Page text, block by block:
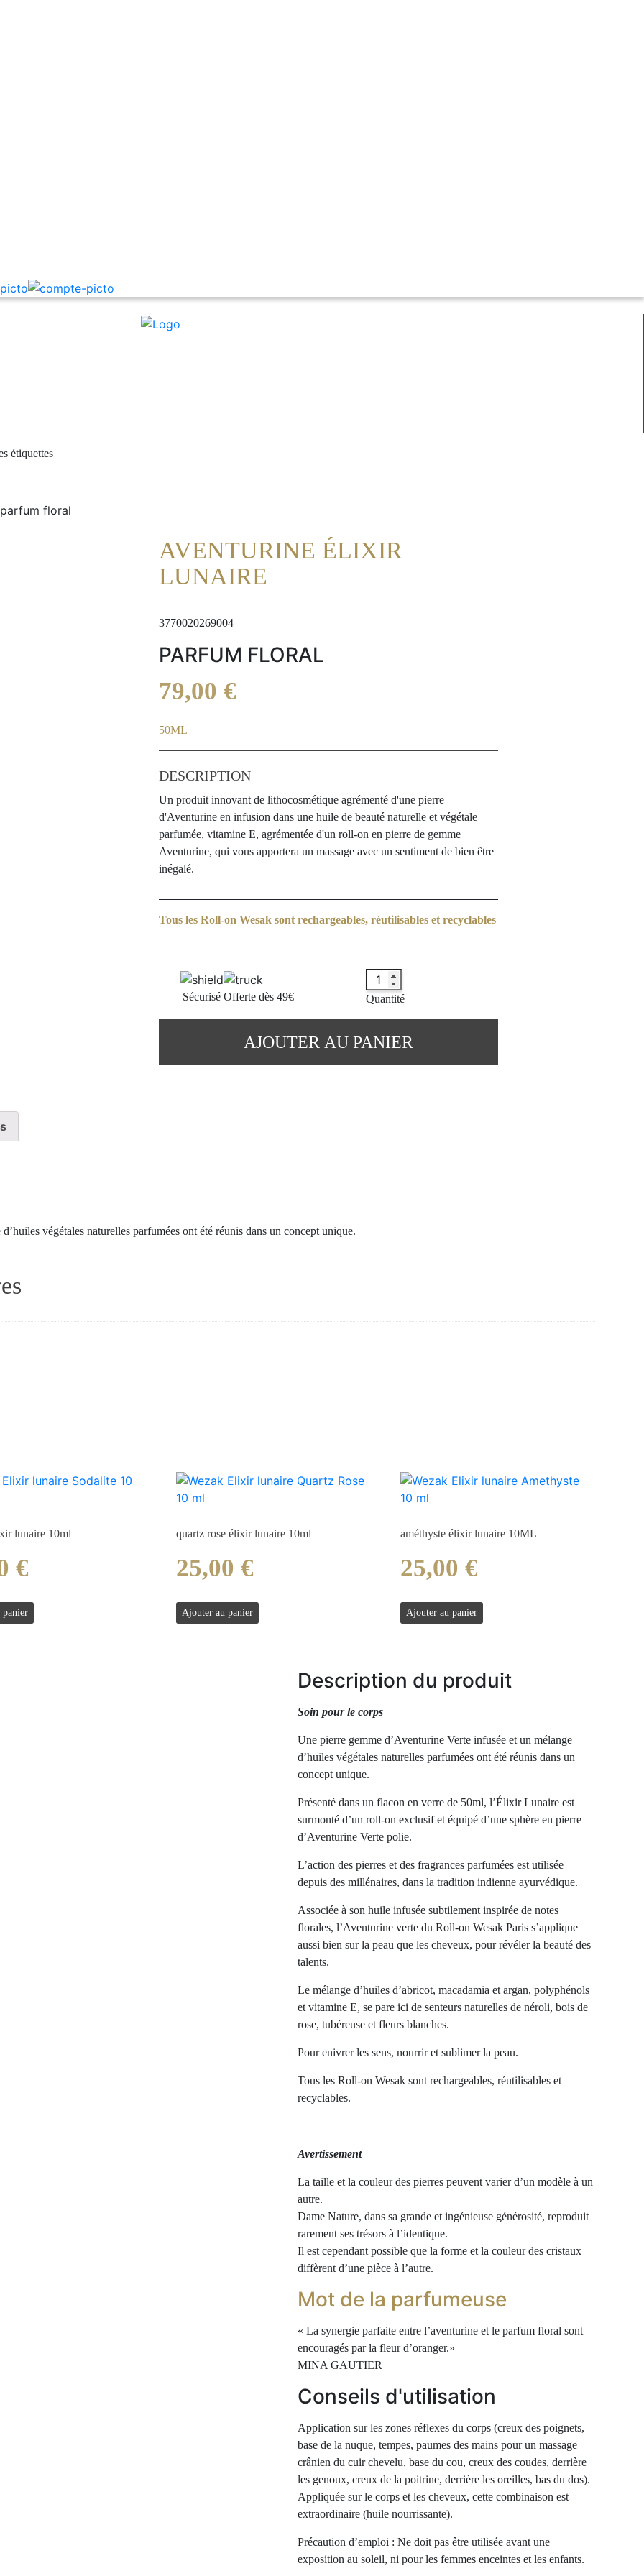
étiquettes
AVENTURINE ÉLIXIR
LUNAIRE
3770020269004
PARFUM FLORAL
79,00€
50ML
DESCRIPTION
Un produit innovant de lithocosmétique agrémenté d'une pierre
d'Aventurine en infusion dans une huile de beauté naturelle et végétale
parfumée, vitamine E, agrémentée d'un roll-on en pierre de gemme
Aventurine, qui vous apportera un massage avec un sentiment de bien être
inégalé.
Tous les Roll-on Wesak sont rechargeables, réutilisables et recyclables
Sécurisé Offerte dès 49€ Quantité
AJOUTER AU PANIER
végétales naturelles parfumées ont été réunis dans un concept unique.
lunaire 10ml
€
panier
quartz rose élixir lunaire 10ml
25,00 €
Ajouter au panier
améthyste élixir lunaire 10ML
25,00€
Ajouter au panier
Description du produit
Soin pour le corps
Une pierre gemme d’Aventurine Verte infusée et un mélange
d’huiles végétales naturelles parfumées ont été réunis dans un
concept unique.
Présenté dans un flacon en verre de 50ml, l’Élixir Lunaire est
surmonté d’un roll-on exclusif et équipé d’une sphère en pierre
d’Aventurine Verte polie.
L’action des pierres et des fragrances parfumées est utilisée
depuis des millénaires, dans la tradition indienne ayurvédique.
Associée à son huile infusée subtilement inspirée de notes
florales, l’Aventurine verte du Roll-on Wesak Paris s’applique
aussi bien sur la peau que les cheveux, pour révéler la beauté des
talents.
Le mélange d’huiles d’abricot, macadamia et argan, polyphénols
et vitamine E, se pare ici de senteurs naturelles de néroli, bois de
rose, tubéreuse et fleurs blanches.
Pour enivrer les sens, nourrir et sublimer la peau.
Tous les Roll-on Wesak sont rechargeables, réutilisables et
recyclables.
Avertissement
La taille et la couleur des pierres peuvent varier d’un modèle à un
autre.
Dame Nature, dans sa grande et ingénieuse générosité, reproduit
rarement ses trésors à l’identique.
Il est cependant possible que la forme et la couleur des cristaux
diffèrent d’une pièce à l’autre.
Mot de la parfumeuse
« La synergie parfaite entre l’aventurine et le parfum floral sont
encouragés par la fleur d’oranger.»
MINA GAUTIER
Conseils d'utilisation
Application sur les zones réflexes du corps (creux des poignets,
base de la nuque, tempes, paumes des mains pour un massage
crânien du cuir chevelu, base du cou, creux des coudes, derrière
les genoux, creux de la poitrine, derrière les oreilles, bas du dos).
Appliquée sur le corps et les cheveux, cette combinaison est
extraordinaire (huile nourrissante).
Précaution d’emploi : Ne doit pas être utilisée avant une
exposition au soleil, ni pour les femmes enceintes et les enfants.